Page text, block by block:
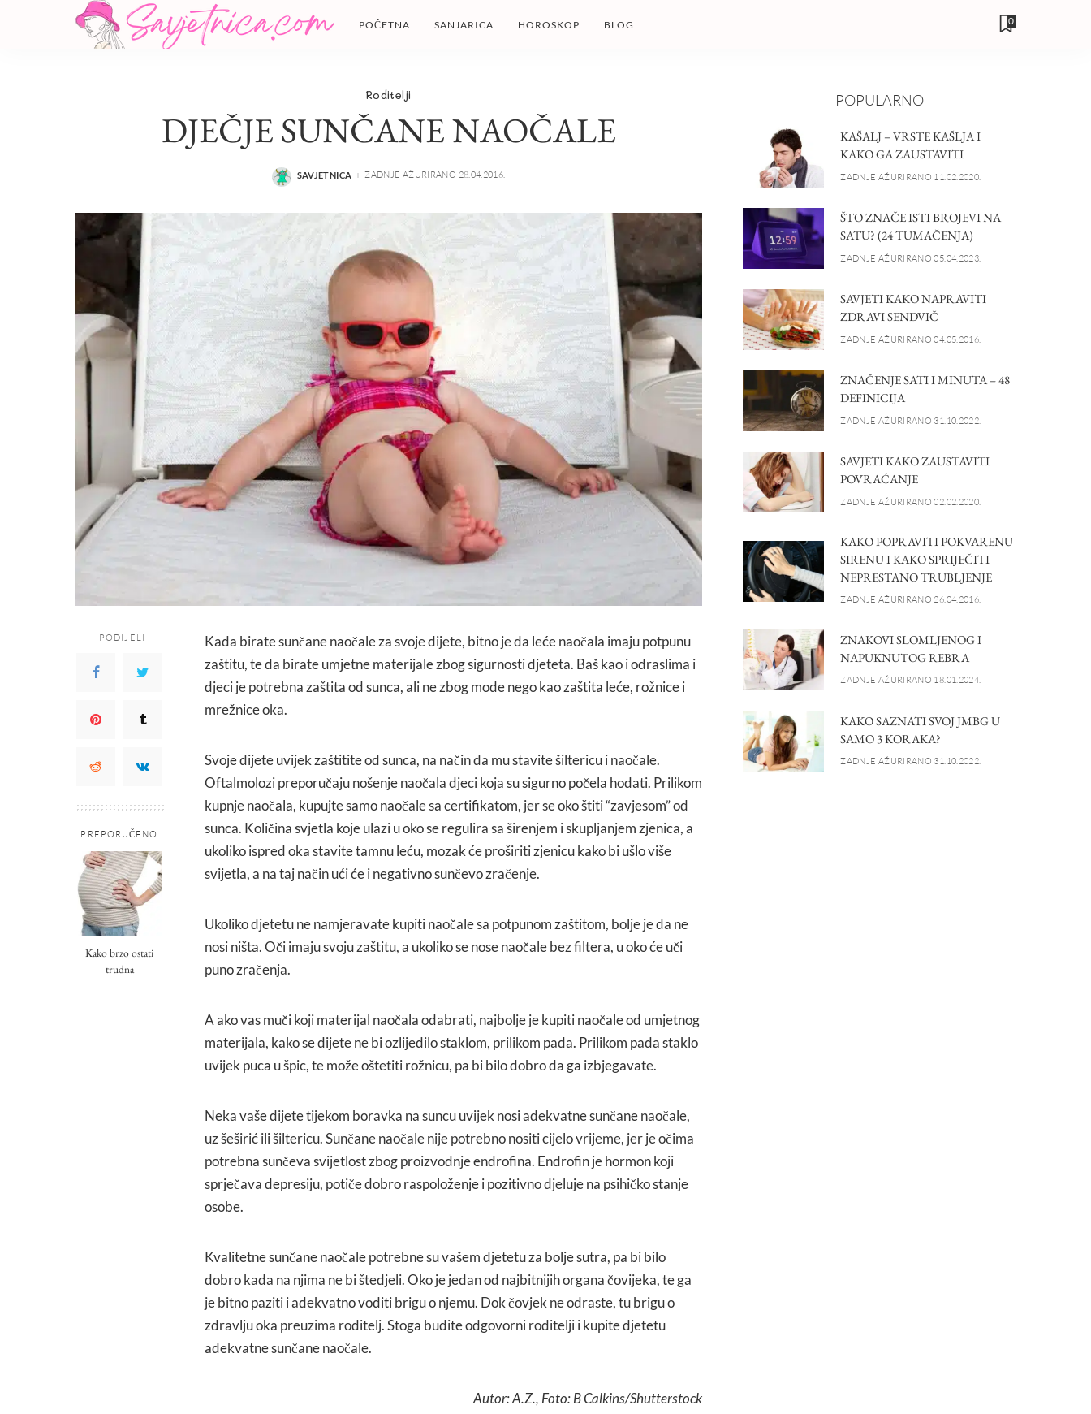
POČETNA SANJARICA HOROSKOP BLOG 0
Roditelji
DJEČJE SUNČANE NAOČALE
POSTED
SAVJETNICA ZADNJE AŽURIRANO 28.04.2016.
PODIJELI
PREPORUČENO
Kako brzo ostati
trudna
Kada birate sunčane naočale za svoje dijete, bitno je da leće naočala imaju potpunu
zaštitu, te da birate umjetne materijale zbog sigurnosti djeteta. Baš kao i odraslima i
djeci je potrebna zaštita od sunca, ali ne zbog mode nego kao zaštita leće, rožnice i
mrežnice oka.
Svoje dijete uvijek zaštitite od sunca, na način da mu stavite šiltericu i naočale.
Oftalmolozi preporučaju nošenje naočala djeci koja su sigurno počela hodati. Prilikom
kupnje naočala, kupujte samo naočale sa certifikatom, jer se oko štiti “zavjesom” od
sunca. Količina svjetla koje ulazi u oko se regulira sa širenjem i skupljanjem zjenica, a
ukoliko ispred oka stavite tamnu leću, mozak će proširiti zjenicu kako bi ušlo više
svijetla, a na taj način ući će i negativno sunčevo zračenje.
Ukoliko djetetu ne namjeravate kupiti naočale sa potpunom zaštitom, bolje je da ne
nosi ništa. Oči imaju svoju zaštitu, a ukoliko se nose naočale bez filtera, u oko će uči
puno zračenja.
A ako vas muči koji materijal naočala odabrati, najbolje je kupiti naočale od umjetnog
materijala, kako se dijete ne bi ozlijedilo staklom, prilikom pada. Prilikom pada staklo
uvijek puca u špic, te može oštetiti rožnicu, pa bi bilo dobro da ga izbjegavate.
Neka vaše dijete tijekom boravka na suncu uvijek nosi adekvatne sunčane naočale,
uz šeširić ili šiltericu. Sunčane naočale nije potrebno nositi cijelo vrijeme, jer je očima
potrebna sunčeva svijetlost zbog proizvodnje endrofina. Endrofin je hormon koji
sprječava depresiju, potiče dobro raspoloženje i pozitivno djeluje na psihičko stanje
osobe.
Kvalitetne sunčane naočale potrebne su vašem djetetu za bolje sutra, pa bi bilo
dobro kada na njima ne bi štedjeli. Oko je jedan od najbitnijih organa čovijeka, te ga
je bitno paziti i adekvatno voditi brigu o njemu. Dok čovjek ne odraste, tu brigu o
zdravlju oka preuzima roditelj. Stoga budite odgovorni roditelji i kupite djetetu
adekvatne sunčane naočale.
Autor: A.Z., Foto: B Calkins/Shutterstock
POPULARNO
KAŠALJ – VRSTE KAŠLJA I
KAKO GA ZAUSTAVITI
ZADNJE AŽURIRANO 11.02.2020.
ŠTO ZNAČE ISTI BROJEVI NA
SATU? (24 TUMAČENJA)
ZADNJE AŽURIRANO 05.04.2023.
SAVJETI KAKO NAPRAVITI
ZDRAVI SENDVIČ
ZADNJE AŽURIRANO 04.05.2016.
ZNAČENJE SATI I MINUTA – 48
DEFINICIJA
ZADNJE AŽURIRANO 31.10.2022.
SAVJETI KAKO ZAUSTAVITI
POVRAĆANJE
ZADNJE AŽURIRANO 02.02.2020.
KAKO POPRAVITI POKVARENU
SIRENU I KAKO SPRIJEČITI
NEPRESTANO TRUBLJENJE
ZADNJE AŽURIRANO 26.04.2016.
ZNAKOVI SLOMLJENOG I
NAPUKNUTOG REBRA
ZADNJE AŽURIRANO 18.01.2024.
KAKO SAZNATI SVOJ JMBG U
SAMO 3 KORAKA?
ZADNJE AŽURIRANO 31.10.2022.